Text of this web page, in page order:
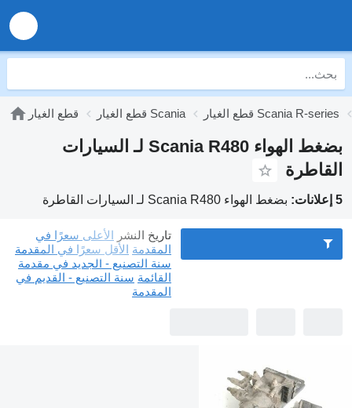
قطع الغيار قطع الغيار Scania قطع الغيار Scania R-series
بضغط الهواء Scania R480 لـ السيارات
القاطرة
5 إعلانات: بضغط الهواء Scania R480 لـ السيارات القاطرة
تاريخ النشر الأعلى سعرًا في
المقدمة الأقل سعرًا في المقدمة
سنة التصنيع - الجديد في مقدمة
القائمة سنة التصنيع - القديم في
المقدمة